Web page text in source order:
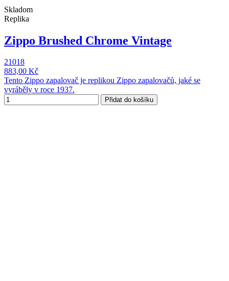
Skladom
Replika
Zippo Brushed Chrome Vintage
21018
883,00 Kč
Tento Zippo zapalovač je replikou Zippo zapalovačů, jaké se
vyráběly v roce 1937.
Přidat do košíku